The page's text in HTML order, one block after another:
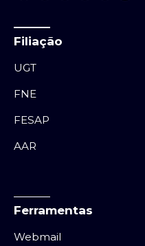
Filiação
UGT
FNE
FESAP
AAR
Ferramentas
Webmail